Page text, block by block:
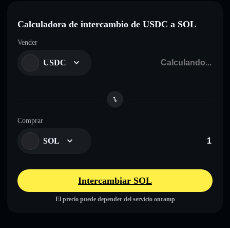
Calculadora de intercambio de USDC a SOL
Vender
USDC
Comprar
SOL
Intercambiar SOL
El precio puede depender del servicio onramp